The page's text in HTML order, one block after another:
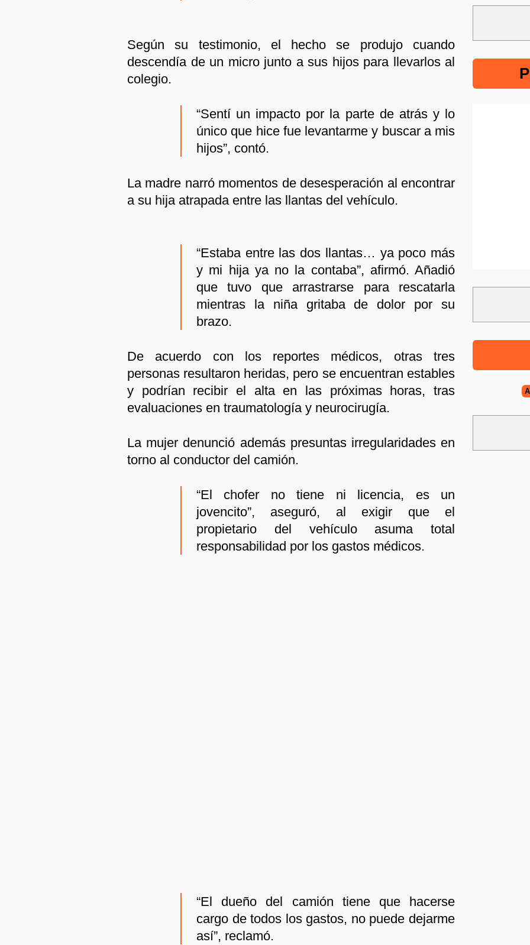
Según su testimonio, el hecho se produjo cuando
descendía de un micro junto a sus hijos para llevarlos al
colegio.
“Sentí un impacto por la parte de atrás y lo
único que hice fue levantarme y buscar a mis
hijos”, contó.
La madre narró momentos de desesperación al encontrar
a su hija atrapada entre las llantas del vehículo.
“Estaba entre las dos llantas… ya poco más
y mi hija ya no la contaba”, afirmó. Añadió
que tuvo que arrastrarse para rescatarla
mientras la niña gritaba de dolor por su
brazo.
De acuerdo con los reportes médicos, otras tres
personas resultaron heridas, pero se encuentran estables
y podrían recibir el alta en las próximas horas, tras
evaluaciones en traumatología y neurocirugía.
La mujer denunció además presuntas irregularidades en
torno al conductor del camión.
“El chofer no tiene ni licencia, es un
jovencito”, aseguró, al exigir que el
propietario del vehículo asuma total
responsabilidad por los gastos médicos.
“El dueño del camión tiene que hacerse
cargo de todos los gastos, no puede dejarme
así”, reclamó.